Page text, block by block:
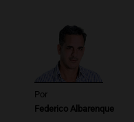
Por
Federico Albarenque